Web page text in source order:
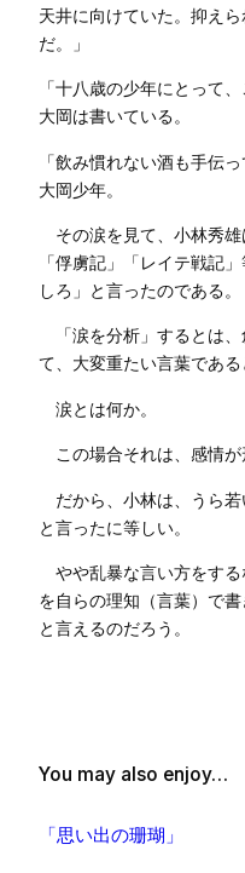
天井に向けていた。抑え
だ。」
「十八歳の少年にとって
大岡は書いている。
「飲み慣れない酒も手伝
大岡少年。
その涙を見て、小林秀雄
「俘虜記」「レイテ戦記
しろ」と言ったのである。
「涙を分析」するとは、
て、大変重たい言葉である
涙とは何か。
この場合それは、感情が
だから、小林は、うら若
と言ったに等しい。
やや乱暴な言い方をす
を自らの理知（言葉）で
と言えるのだろう。
You may also enjoy…
「思い出の珊瑚」